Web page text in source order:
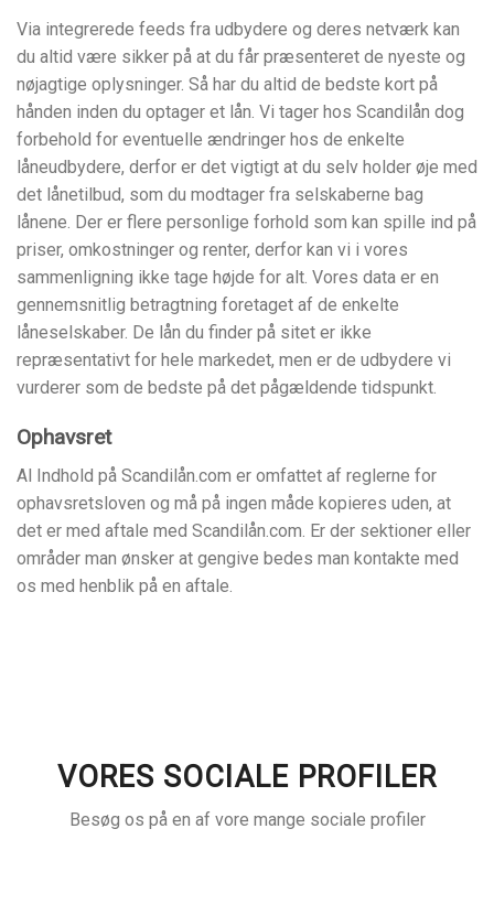
Via integrerede feeds fra udbydere og deres netværk kan
du altid være sikker på at du får præsenteret de nyeste og
nøjagtige oplysninger. Så har du altid de bedste kort på
hånden inden du optager et lån. Vi tager hos Scandilån dog
forbehold for eventuelle ændringer hos de enkelte
låneudbydere, derfor er det vigtigt at du selv holder øje med
det lånetilbud, som du modtager fra selskaberne bag
lånene. Der er flere personlige forhold som kan spille ind på
priser, omkostninger og renter, derfor kan vi i vores
sammenligning ikke tage højde for alt. Vores data er en
gennemsnitlig betragtning foretaget af de enkelte
låneselskaber. De lån du finder på sitet er ikke
repræsentativt for hele markedet, men er de udbydere vi
vurderer som de bedste på det pågældende tidspunkt.
Ophavsret
Al Indhold på Scandilån.com er omfattet af reglerne for
ophavsretsloven og må på ingen måde kopieres uden, at
det er med aftale med Scandilån.com. Er der sektioner eller
områder man ønsker at gengive bedes man kontakte med
os med henblik på en aftale.
VORES SOCIALE PROFILER
Besøg os på en af vore mange sociale profiler